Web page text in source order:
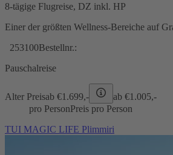
8-tägige Flugreise, DZ inkl. HP
Einer der größten Wellness-Bereiche auf
253100Bestellnr.:
Pauschalreise
Alter Preisab €1.699,- ab €1.005,-
pro PersonPreis pro Person
TUI MAGIC LIFE Plimmiri